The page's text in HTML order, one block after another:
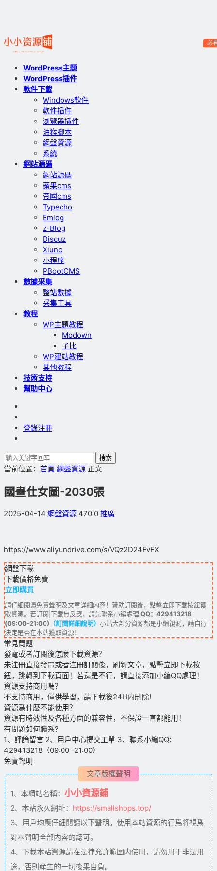
WordPress主題
WordPress插件
軟件下載
Windows軟件
軟件插件
浏覽器插件
油猴腳本
網盤資源
系統
網站源碼
網站源碼
蘋果cms
帝國cms
Typecho
Emlog
Z-Blog
Discuz
Xiuno
小程序
PBootCMS
數據采集
整站數據
采集工具
教程
WP主題教程
Modown
子比
WP建站教程
其他教程
技術支持
幫助中心
必
登錄注冊
搜索
當前位置： 首頁 網盤資源 正文
國畫仕女圖-2030張
2025-04-14 網盤資源 470 0 推廣
https://www.aliyundrive.com/s/VQz2D24FvFX
網盤下載
下載價格免費
立即購買
請仔細閱讀免責聲明及文章詳細内容！贊助訂閱後，點擊立即下載按鈕獲
取資源。若訂閱|下載無反應，請先聯系小編處理 QQ：429413218
(09:00-21:00) （訂閱詳細說明） 小站大部分資源都是小編親測，請自行
決定是否在本站獲取資源！
常見問題
發電或者訂閱後怎麽下載資源？
未注冊直接發電或者注冊訂閱後，刷新文章，點擊立即下載按
鈕，跳轉到下載頁面！若還是不行，請直接添加小編QQ處理！
資源支持商用嗎？
不支持商用，僅供學習，請下載後24H内删除!
資源爲什麽不能使用？
資源有時效性及各種方面的兼容性，不保證一直都能用！
有問題如何聯系?
1、評論留言 2、用戶中心提交工單 3、聯系小編QQ：
429413218（09:00 -21:00）
免責聲明
文章版權聲明
1、本網站名稱： 小小資源鋪
2、本站永久網址： https://smallshops.top/
3、用戶均應仔細閱讀以下聲明。使用本站資源的行爲将視爲
對本聲明全部内容的認可。
4、下載本站資源請在法律允許範圍内使用，請勿用于非法用
途，否則産生的一切後果自負。